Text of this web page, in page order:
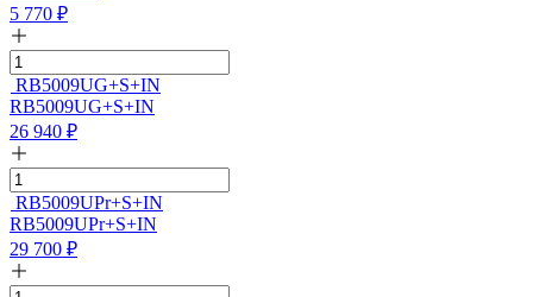
5 770 ₽
RB5009UG+S+IN
RB5009UG+S+IN
26 940 ₽
RB5009UPr+S+IN
RB5009UPr+S+IN
29 700 ₽